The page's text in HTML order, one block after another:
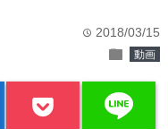
time 2018/03/15
folder 動画
line